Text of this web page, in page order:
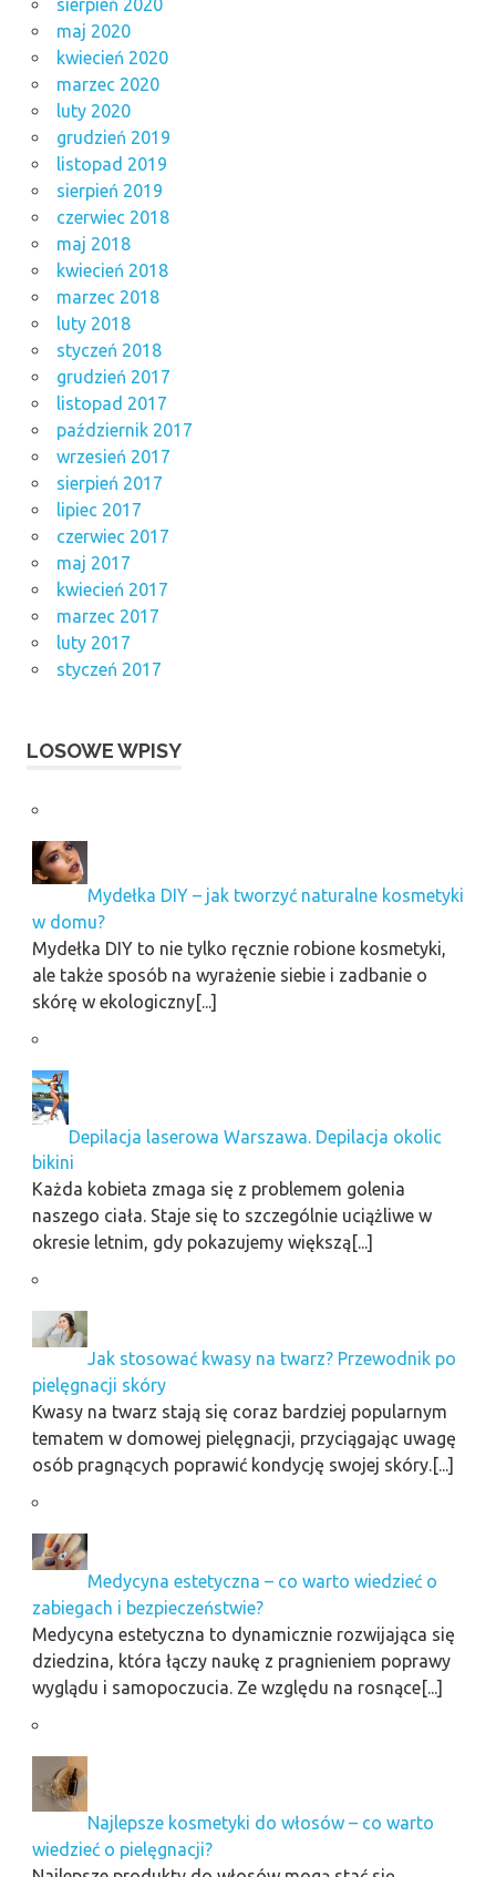
sierpień 2020
maj 2020
kwiecień 2020
marzec 2020
luty 2020
grudzień 2019
listopad 2019
sierpień 2019
czerwiec 2018
maj 2018
kwiecień 2018
marzec 2018
luty 2018
styczeń 2018
grudzień 2017
listopad 2017
październik 2017
wrzesień 2017
sierpień 2017
lipiec 2017
czerwiec 2017
maj 2017
kwiecień 2017
marzec 2017
luty 2017
styczeń 2017
LOSOWE WPISY
Mydełka DIY – jak tworzyć naturalne kosmetyki
w domu?
Mydełka DIY to nie tylko ręcznie robione kosmetyki,
ale także sposób na wyrażenie siebie i zadbanie o
skórę w ekologiczny[...]
Depilacja laserowa Warszawa. Depilacja okolic
bikini
Każda kobieta zmaga się z problemem golenia
naszego ciała. Staje się to szczególnie uciążliwe w
okresie letnim, gdy pokazujemy większą[...]
Jak stosować kwasy na twarz? Przewodnik po
pielęgnacji skóry
Kwasy na twarz stają się coraz bardziej popularnym
tematem w domowej pielęgnacji, przyciągając uwagę
osób pragnących poprawić kondycję swojej skóry.[...]
Medycyna estetyczna – co warto wiedzieć o
zabiegach i bezpieczeństwie?
Medycyna estetyczna to dynamicznie rozwijająca się
dziedzina, która łączy naukę z pragnieniem poprawy
wyglądu i samopoczucia. Ze względu na rosnące[...]
Najlepsze kosmetyki do włosów – co warto
wiedzieć o pielęgnacji?